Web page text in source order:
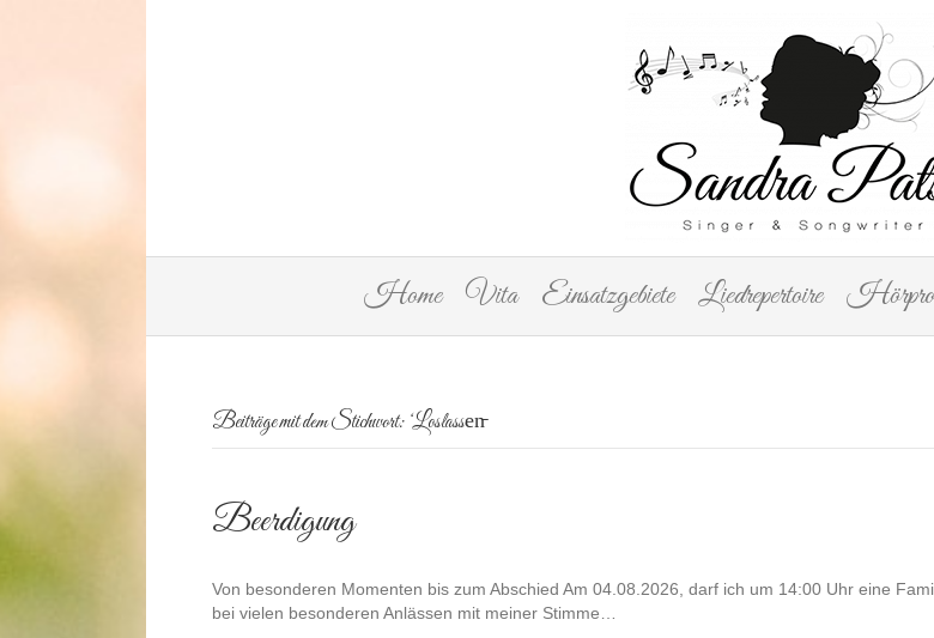
Home Vita Einsatzgebiete Liedrepertoire
Beiträge mit dem Stichwort: ‘Loslassen̵
Beerdigung
Von besonderen Momenten bis zum Abschied Am 04.08.2026, darf ich um 14:00 Uhr eine
bei vielen besonderen Anlässen mit meiner Stimme…